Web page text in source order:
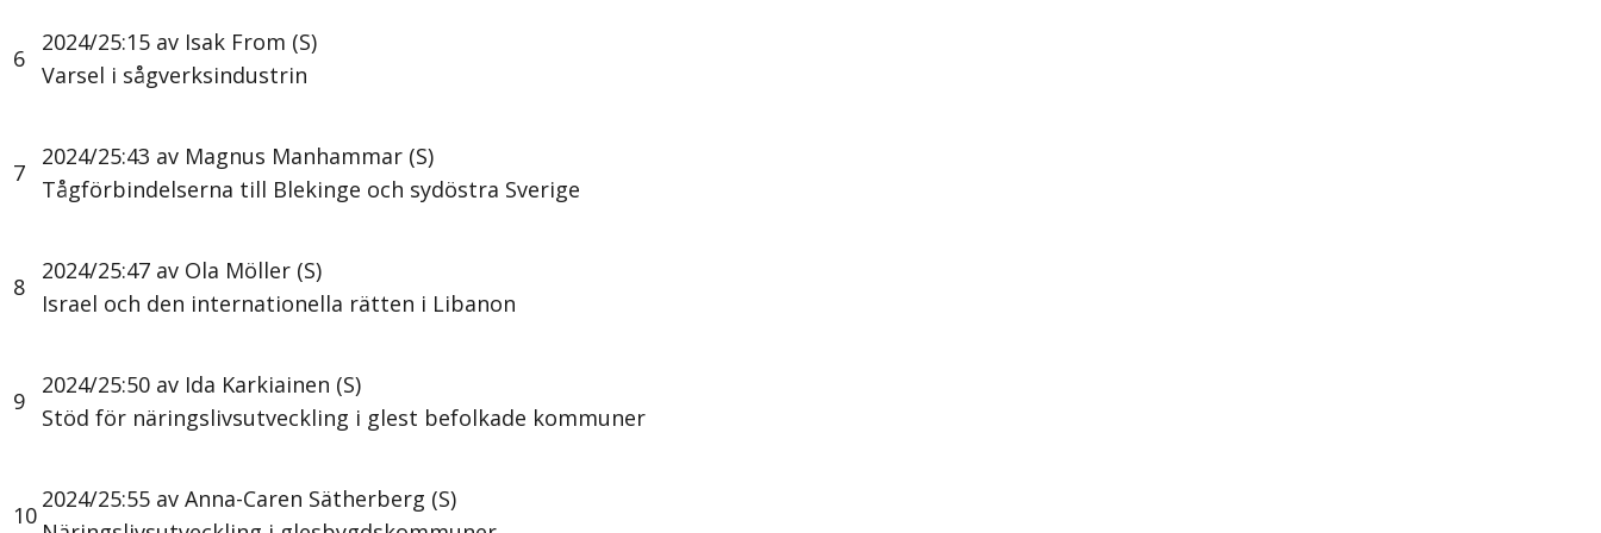
6
2024/25:15 av Isak From (S)
Varsel i sågverksindustrin
7
2024/25:43 av Magnus Manhammar (S)
Tågförbindelserna till Blekinge och sydöstra Sverige
8
2024/25:47 av Ola Möller (S)
Israel och den internationella rätten i Libanon
9
2024/25:50 av Ida Karkiainen (S)
Stöd för näringslivsutveckling i glest befolkade kommuner
10
2024/25:55 av Anna-Caren Sätherberg (S)